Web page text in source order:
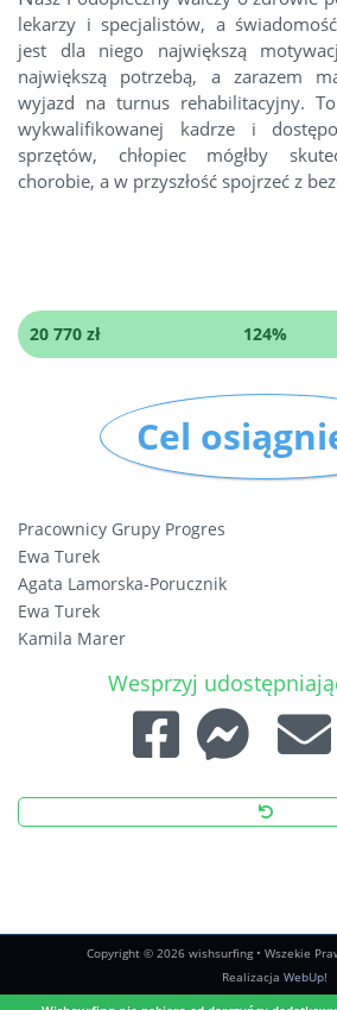
lekarzy i specjalistów, a
jest dla niego największą
największą potrzebą, a zarazem
wyjazd na turnus rehabilitacyjny.
wykwalifikowanej kadrze i
sprzętów, chłopiec mógłby
chorobie, a w przyszłość spojrzeć z
20 770 zł 124%
Cel
Pracownicy Grupy Progres
Ewa Turek
Agata Lamorska-Porucznik
Ewa Turek
Kamila Marer
Czarna Kornacka
Dorota Ukleja
Ewa Turek
Magda Kielich
Iza Lidzbarska
Kamila Marer
Wesprzyj
Copyright © 2026 wishsurfing • Wszekie
Realizacja WebUp!